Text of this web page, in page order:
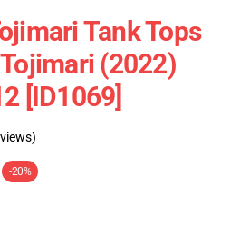
Tank Tops
(2022)
[ID1069]
-20%